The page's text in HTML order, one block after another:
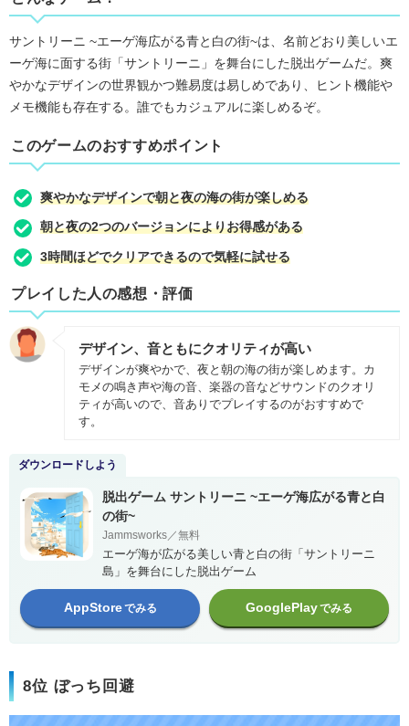
サントリーニ ~エーゲ海広がる青と白の街~は、名前どおり美しいエ
ーゲ海に面する街「サントリーニ」を舞台にした脱出ゲームだ。爽
やかなデザインの世界観かつ難易度は易しめであり、ヒント機能や
メモ機能も存在する。誰でもカジュアルに楽しめるぞ。
このゲームのおすすめポイント
爽やかなデザインで朝と夜の海の街が楽しめる
朝と夜の2つのバージョンによりお得感がある
3時間ほどでクリアできるので気軽に試せる
プレイした人の感想・評価
デザイン、音ともにクオリティが高い
デザインが爽やかで、夜と朝の海の街が楽しめます。カ
モメの鳴き声や海の音、楽器の音などサウンドのクオリ
ティが高いので、音ありでプレイするのがおすすめで
す。
ダウンロードしよう
脱出ゲーム サントリーニ ~エーゲ海広がる青と白
の街~
Jammsworks／無料
エーゲ海が広がる美しい青と白の街「サントリーニ
島」を舞台にした脱出ゲーム
AppStoreでみる GooglePlayでみる
8位 ぼっち回避